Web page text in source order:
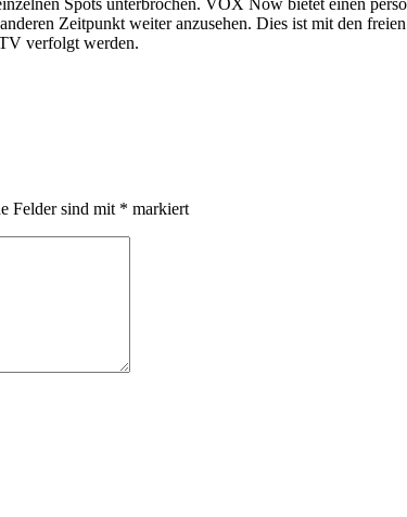
Zeitpunkt weiter anzusehen. Dies ist mit den
verfolgt werden.
Felder sind mit * markiert